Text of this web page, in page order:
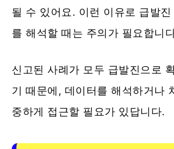
될 수 있어요. 이런 이유로 급발
를 해석할 때는 주의가 필요합니
신고된 사례가 모두 급발진으로
기 때문에, 데이터를 해석하거나
중하게 접근할 필요가 있답니다.